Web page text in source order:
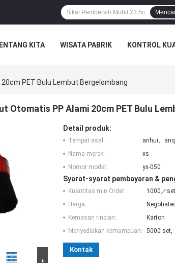
KITA WISATA PABRIK KONTROL
PET Bulu Lembut Bergelombang
Otomatis PP Alami 20cm PET Bulu
Detail produk:
Tempat asal:
anhui、
Nama merek:
xs
Nomor model:
yx-050
Syarat-syarat pembayaran &
Kuantitas min Order:
1000／set
Harga:
Kemasan rincian:
Karton
Menyediakan kemampuan:
5000 set,
Kontak